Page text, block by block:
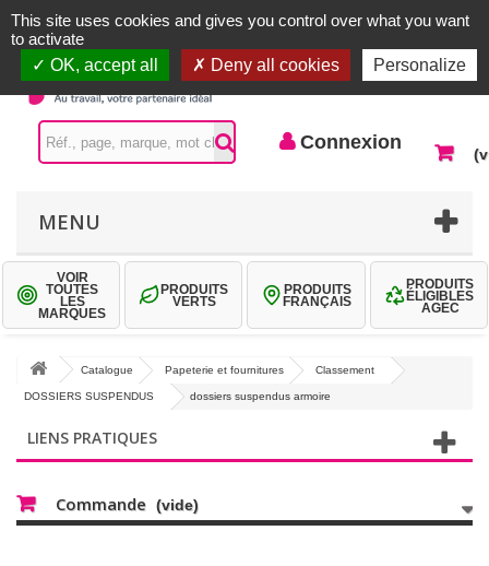
Contactez-nous
Connexion
MENU
VOIR
TOUTES
LES
MARQUES
PRODUITS
VERTS
PRODUITS
FRANÇAIS
PRODUITS
ÉLIGIBLES
AGEC
Catalogue Papeterie et fournitures Classement
DOSSIERS SUSPENDUS dossiers suspendus armoire
LIENS PRATIQUES
Commande (vide)
This site uses cookies and gives you control over what you want
to activate
OK, accept all
Deny all cookies Personalize